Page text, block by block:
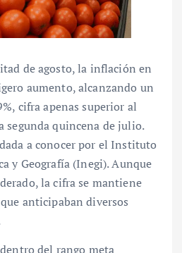
de agosto, la inflación en
aumento, alcanzando un
cifra apenas superior al
segunda quincena de julio.
a conocer por el Instituto
y Geografía (Inegi). Aunque
la cifra se mantiene
anticipaban diversos
del rango meta